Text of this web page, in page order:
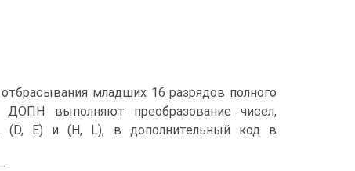
младших 16 разрядов полного
выполняют преобразование чисел,
(D, Е) и (Н, L), в дополнительный код в